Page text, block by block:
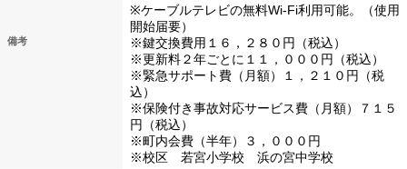
備考
※ケーブルテレビの無料Wi-Fi利用可能。（使用
開始届要）
※鍵交換費用１６，２８０円（税込）
※更新料２年ごとに１１，０００円（税込）
※緊急サポート費（月額）１，２１０円（税
込）
※保険付き事故対応サービス費（月額）７１５
円（税込）
※町内会費（半年）３，０００円
※校区 若宮小学校 浜の宮中学校